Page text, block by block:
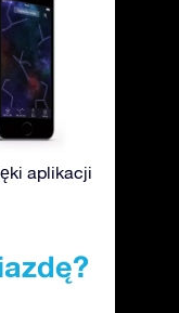
aplikacji